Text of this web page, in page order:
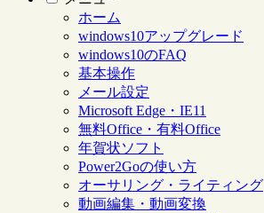
ホーム
windows10アップグレード
windows10のFAQ
基本操作
メール設定
Microsoft Edge・IE11
無料Office・有料Office
年賀状ソフト
Power2Goの使い方
オーサリング・ライティング
動画編集・動画変換